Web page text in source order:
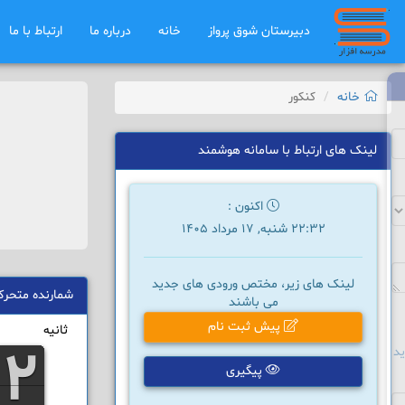
دبیرستان شوق ﭘرواز خانه درباره ما ارتباط با ما
شمارنده
ثانیه
0
0
1
1
2
2
3
3
4
4
5
5
خانه کنکور
لینک های ارتباط با سامانه هوشمند
اکنون :
22:32 شنبه, 17 مرداد 1405
لینک های زیر، مختص ورودی های جدید
می باشند
پیش ثبت نام
پیگیری